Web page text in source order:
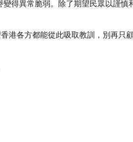
得異常脆弱。除了期望民眾以謹慎
港各方都能從此吸取教訓，別再只